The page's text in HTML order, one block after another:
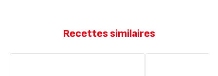
Recettes similaires